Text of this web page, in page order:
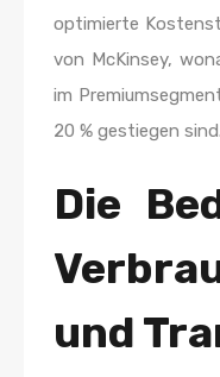
optimierte
von McKinsey,
im
20 % gestiegen sind.
Die
und